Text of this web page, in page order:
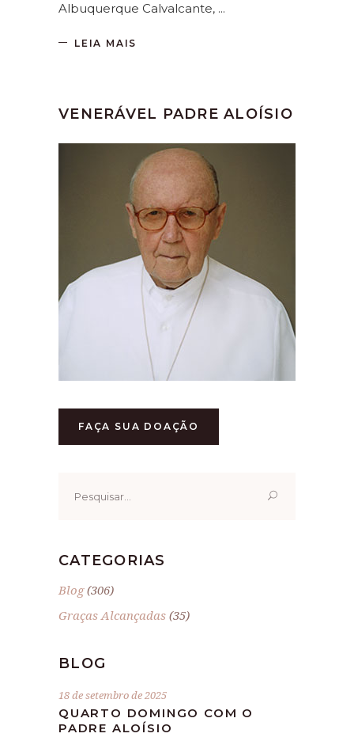
Albuquerque Calvalcante,
LEIA MAIS
VENERÁVEL PADRE ALOÍSIO
FAÇA SUA DOAÇÃO
por:
CATEGORIAS
Blog(306)
Graças Alcançadas (35)
BLOG
18 de setembro de 2025
QUARTO DOMINGO COM O
PADRE ALOÍSIO